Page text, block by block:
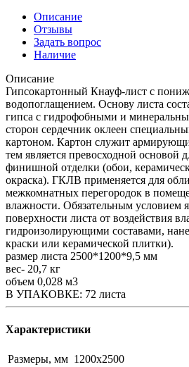
Описание
Отзывы
Задать вопрос
Наличие
Описание
Гипсокартонный Кнауф-лист с
водопоглащением. Основу листа
гипса с гидрофобными и
сторон сердечник оклеен
картоном. Картон служит
тем является превосходной основой
финишной отделки (обои,
окраска). ГКЛВ применяется для
межкомнатных перегородок в
влажности. Обязательным условием
поверхности листа от воздействия
гидроизолирующими составами,
краски или керамической плитки).
размер листа 2500*1200*9,5 мм
вес- 20,7 кг
объем 0,028 м3
В УПАКОВКЕ: 72 листа
Характеристики
Размеры, мм 1200х2500